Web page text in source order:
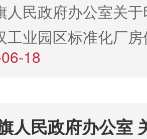
理办法》的通知
人民政府办公室关
工业园区标准化厂
通知
18
人民政府办公室